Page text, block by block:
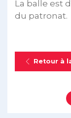
La balle est
du patronat.
Retour à